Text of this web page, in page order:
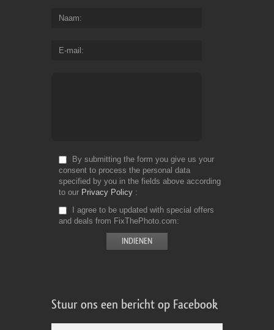
Naam
E-mail
By submitting the form you give us your
consent to process the personal data
specified by you in the fields above according
to our Privacy Policy
I agree to be updated with special offers
and deals from FixThePhoto.com
Stuur ons een bericht op Facebook